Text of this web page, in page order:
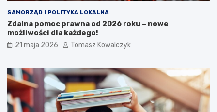
SAMORZĄD I POLITYKA LOKALNA
Zdalna pomoc prawna od 2026 roku – nowe
możliwości dla każdego!
21 maja 2026 Tomasz Kowalczyk